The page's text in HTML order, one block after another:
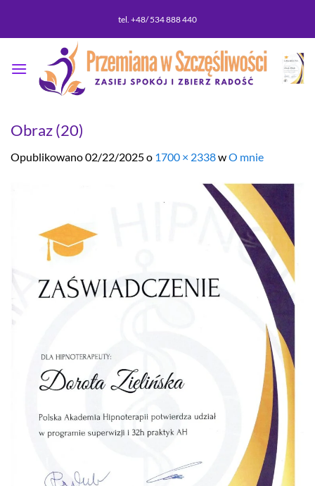
tel. +48/ 534 888 440
Obraz (20)
Opublikowano02/22/2025o 1700 × 2338wO mnie